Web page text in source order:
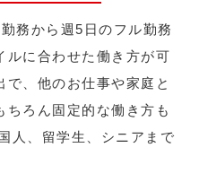
務から週5日のフル勤務
ルに合わせた働き方が可
、他のお仕事や家庭と
ちろん固定的な働き方も
人、留学生、シニアまで